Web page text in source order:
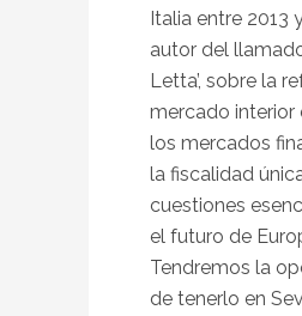
Italia entre 2013
autor del
Letta’, sobre la
mercado interior
los mercados
la fiscalidad
cuestiones
el futuro de
Tendremos la
de tenerlo en